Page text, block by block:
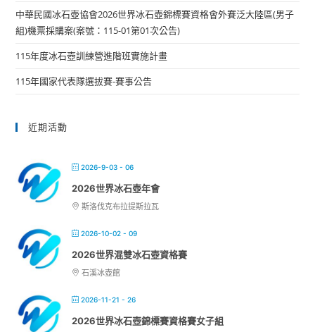
中華民國冰石壺協會2026世界冰石壺錦標賽資格會外賽泛大陸區(男子
組)機票採購案(案號：115-01第01次公告)
115年度冰石壺訓練營進階班實施計畫
115年國家代表隊選拔賽-賽事公告
近期活動
2026-9-03 - 06
2026世界冰石壺年會
斯洛伐克布拉提斯拉瓦
2026-10-02 - 09
2026世界混雙冰石壺資格賽
石溪冰壺館
2026-11-21 - 26
2026世界冰石壺錦標賽資格賽女子組